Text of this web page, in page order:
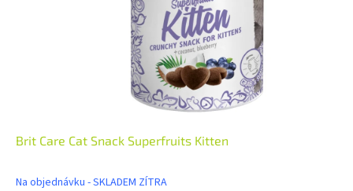
Brit Care Cat Snack Superfruits Kitten
Na objednávku - SKLADEM ZÍTRA